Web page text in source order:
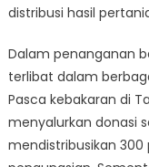
distribusi hasil
Dalam penanganan
terlibat dalam
Pasca kebakaran di
menyalurkan donasi
mendistribusikan 300